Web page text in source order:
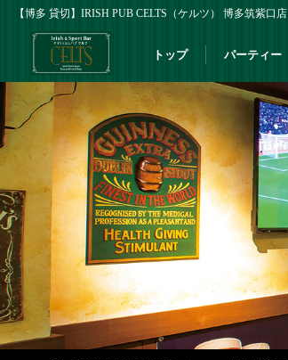
【博多 貸切】IRISH PUB CELTS（ケルツ） 博多筑紫口店
トップ パーティー